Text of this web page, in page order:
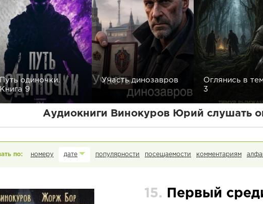
Путь одиночки.
Книга 9
Участь динозавров
Оглянись в
3
Аудиокниги Винокуров Юрий слушать
номеру дате популярности посещаемости комментариям
15. Первый